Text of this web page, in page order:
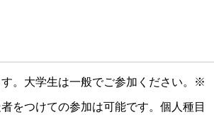
。大学生は一般でご参加ください。※
をつけての参加は可能です。個人種目